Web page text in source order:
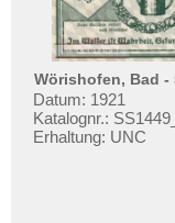
Testbanknoten
Kataloge
Aufbewahrung
Gutscheine
Wörishofen, Bad -
Datum: 1921
Katalognr.:
Erhaltung: UNC